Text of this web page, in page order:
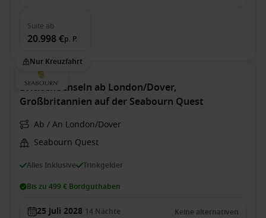
Suite ab
20.998 €p. P.
Nur Kreuzfahrt
Britische Inseln ab London/Dover,
Großbritannien auf der Seabourn Quest
Ab / An London/Dover
Seabourn Quest
Alles Inklusive Trinkgelder
Bis zu 499 € Bordguthaben
25 Juli 2028 14 Nächte Keine alternativen